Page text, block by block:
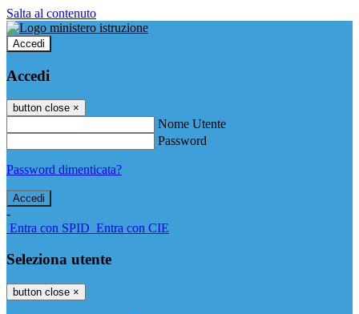
Salta al contenuto
Accedi
Accedi
button close ×
Nome Utente
Password
Password dimenticata?
-
Entra con SPID Entra con CIE
Seleziona utente
button close ×